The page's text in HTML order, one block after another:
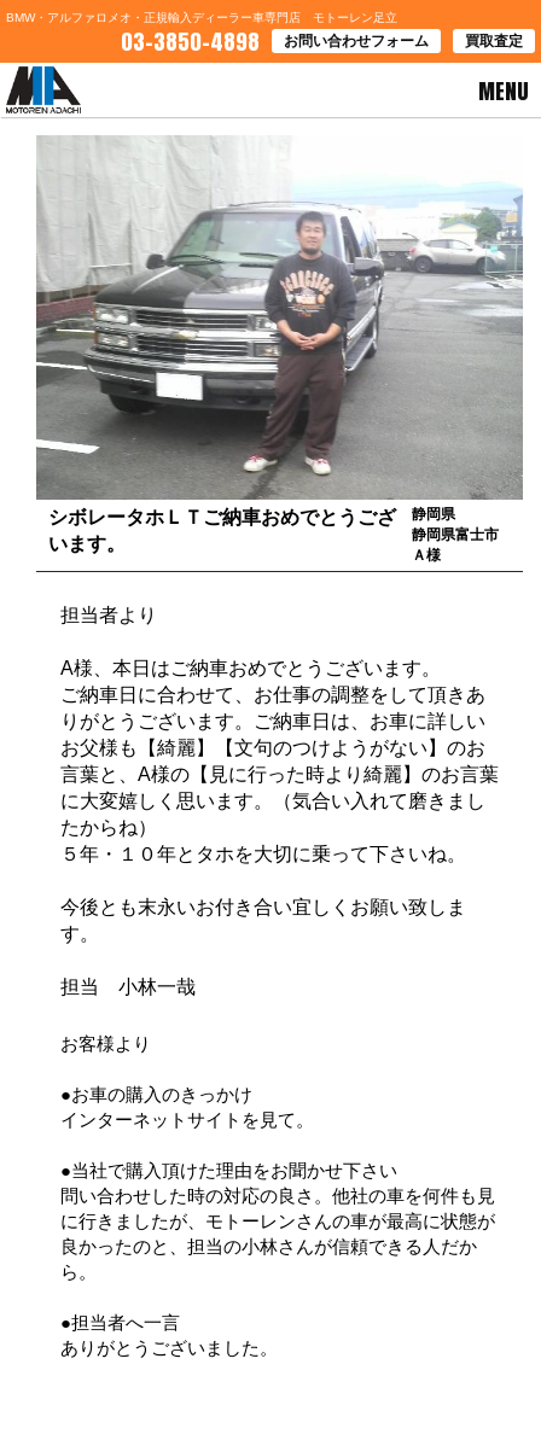
BMW・アルファロメオ・正規輸入ディーラー車専門店 モトーレン足立
03-3850-4898 お問い合わせフォーム 買取査定
MENU
HOME>お客様の声
シボレータホＬＴご納車おめでとうござ
います。
静岡県
静岡県富士市
Ａ様
担当者より
A様、本日はご納車おめでとうございます。
ご納車日に合わせて、お仕事の調整をして頂きあ
りがとうございます。ご納車日は、お車に詳しい
お父様も【綺麗】【文句のつけようがない】のお
言葉と、A様の【見に行った時より綺麗】のお言葉
に大変嬉しく思います。（気合い入れて磨きまし
たからね）
５年・１０年とタホを大切に乗って下さいね。
今後とも末永いお付き合い宜しくお願い致しま
す。
担当 小林一哉
お客様より
●お車の購入のきっかけ
インターネットサイトを見て。
●当社で購入頂けた理由をお聞かせ下さい
問い合わせした時の対応の良さ。他社の車を何件も見
に行きましたが、モトーレンさんの車が最高に状態が
良かったのと、担当の小林さんが信頼できる人だか
ら。
●担当者へ一言
ありがとうございました。